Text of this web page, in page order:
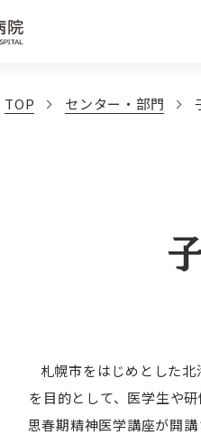
TOP センター・部門
札幌市をはじめとした北
を目的として、医学生や
思春期精神医学講座が開